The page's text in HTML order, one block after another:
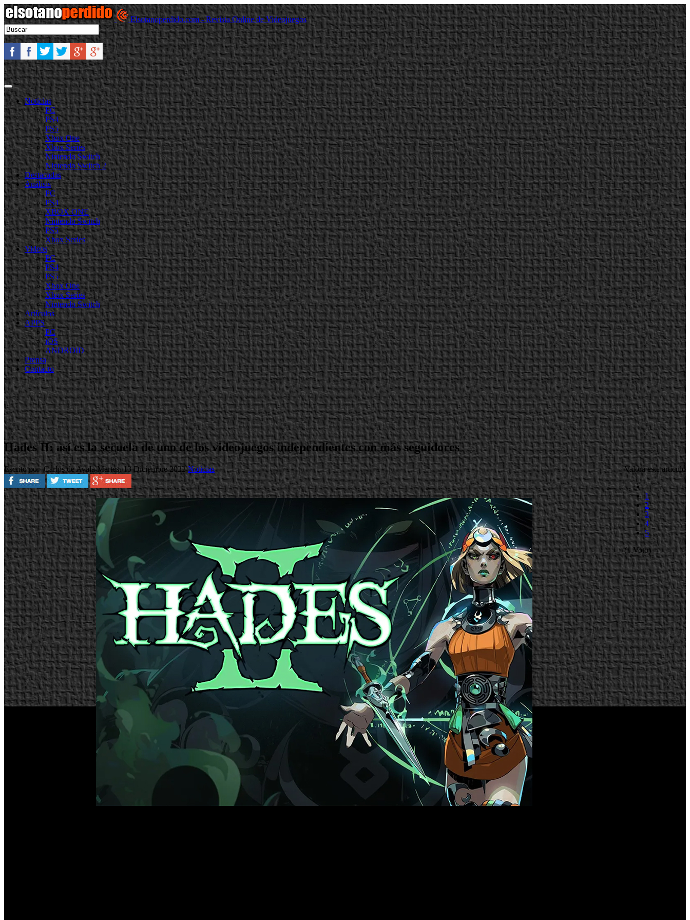
Elsotanoperdido.com - Revista Online de Videojuegos
Noticias
PC
PS4
PS5
Xbox One
Xbox Series
Nintendo Switch
Nintendo Switch 2
Destacadas
Análisis
PC
PS4
XBOX ONE
Nintendo Switch
PS5
Xbox Series
Videos
PC
PS4
PS5
Xbox One
Xbox Series
Nintendo Switch
Artículos
APPS
PC
iOS
ANDROID
Prensa
Contacto
Hades II: así es la secuela de uno de los videojuegos independientes con más seguidores
Escrito por Carlos de AyalaMartes, 13 Diciembre 2022Noticias Valora este artículo
1
2
3
4
5
(1 Voto)